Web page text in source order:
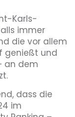
Karls-
immer
die vor allem
genießt und
an dem
dass die
im